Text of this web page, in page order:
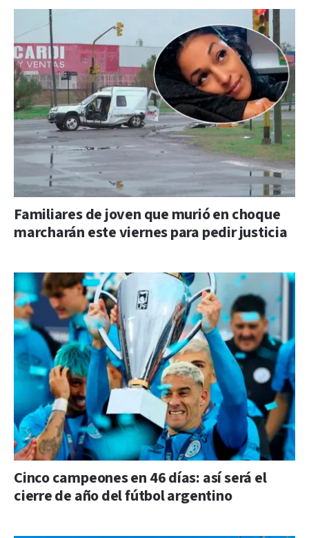
Familiares de joven que murió en choque
marcharán este viernes para pedir justicia
Cinco campeones en 46 días: así será el
cierre de año del fútbol argentino